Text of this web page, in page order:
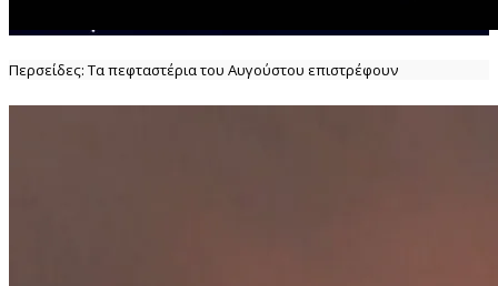
Περσείδες: Τα πεφταστέρια του Αυγούστου επιστρέφουν